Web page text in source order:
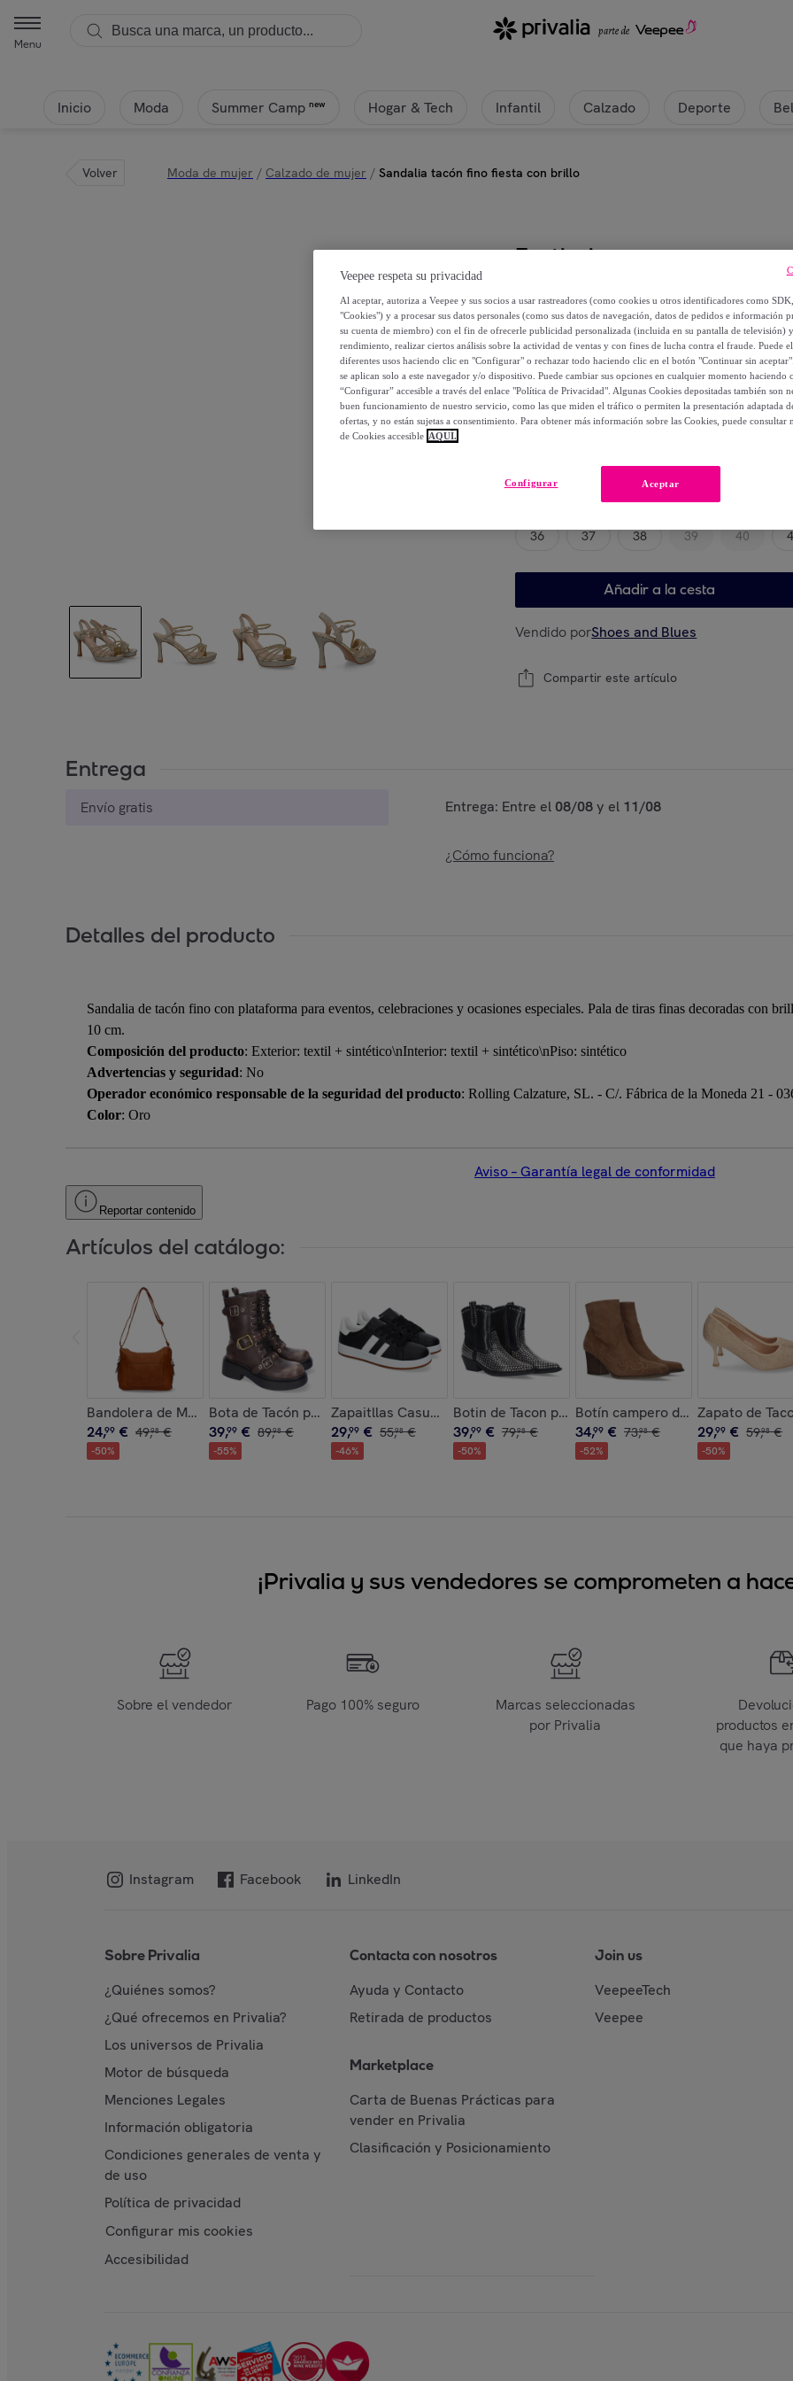
Menu
Inicio Moda Summer Camp new Hogar & Tech Infantil Calzado Deporte
Volver Moda de mujer / Calzado de mujer / Sandalia tacón fino fiesta con brillo
Festissimo
Sandalia tacón fino fiesta con
32,99 €
65, €
-50 %
Elige tu modelo
36 37 38 39 40
Añadir a la cesta
Vendido porShoes and Blues
Compartir este artículo
Entrega
Envío gratis Entrega: Entre el 08/08y el 11/08
¿Cómo funciona?
Detalles del producto
Sandalia de tacón fino con plataforma para eventos, celebraciones y ocasiones especiales. Pala de tiras finas decoradas con
10 cm.
Composición del producto: Exterior: textil + sintético\nInterior: textil + sintético\nPiso: sintético
Advertencias y seguridad: No
Operador económico responsable de la seguridad del producto: Rolling Calzature, SL. - C/. Fábrica de la Moneda 21 -
Color: Oro
Aviso – Garantía legal de conformidad
Reportar contenido
Artículos del catálogo:
Bandolera de Mujer con Correa Ajustable, Diseño Moderno
24,99 € 49,98 €
-50%
Bota de Tacón para Mujer, Comodas y Elegantes, Adornos de Hebillas
39,99 € 89,98 €
-55%
Zapaitllas Casual para Hombre, Estilo Moderno y Cómodo, Ideales para
29,99 € 55,98 €
-46%
Botin de Tacon para Mujer
39,99 € 79,98 €
-50%
Botín campero de tacón
34,99 € 73,98 €
-52%
Zapato de
29,99 € 59,98 €
-50%
¡Privalia y sus vendedores se comprometen a
Sobre el vendedor Pago 100% seguro
Marcas seleccionadas
por Privalia
productos
que haya
Instagram Facebook LinkedIn
Sobre Privalia
¿Quiénes somos?
¿Qué ofrecemos en Privalia?
Los universos de Privalia
Motor de búsqueda
Menciones Legales
Información obligatoria
Condiciones generales de venta y
de uso
Política de privacidad
Configurar mis cookies
Accesibilidad
Contacta con nosotros
Ayuda y Contacto
Retirada de productos
Marketplace
Carta de Buenas Prácticas para
vender en Privalia
Clasificación y Posicionamiento
Join us
VeepeeTech
Veepee
Veepee respeta su privacidad
Al aceptar, autoriza a Veepee y sus socios a usar rastreadores (como cookies u otros identificadores como
"Cookies") y a procesar sus datos personales (como sus datos de navegación, datos de pedidos e información
su cuenta de miembro) con el fin de ofrecerle publicidad personalizada (incluida en su pantalla de televisión)
rendimiento, realizar ciertos análisis sobre la actividad de ventas y con fines de lucha contra el fraude. Puede
diferentes usos haciendo clic en "Configurar" o rechazar todo haciendo clic en el botón "Continuar sin
se aplican solo a este navegador y/o dispositivo. Puede cambiar sus opciones en cualquier momento haciendo
“Configurar” accesible a través del enlace "Política de Privacidad". Algunas Cookies depositadas también son
buen funcionamiento de nuestro servicio, como las que miden el tráfico o permiten la presentación adaptada
ofertas, y no están sujetas a consentimiento. Para obtener más información sobre las Cookies, puede consultar
de Cookies accesible AQUÍ.
Aceptar
Configurar